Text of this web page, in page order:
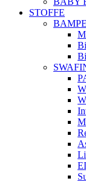
STOFFE